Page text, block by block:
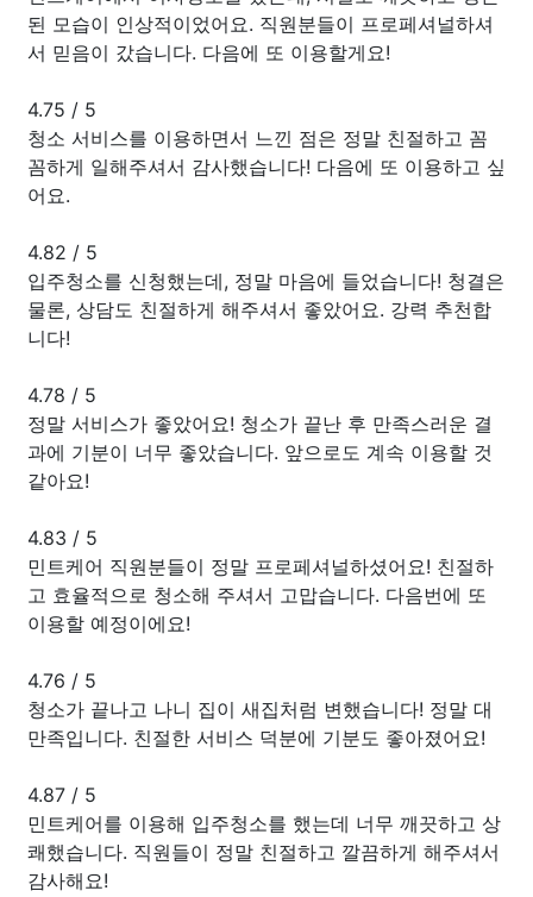
된 모습이 인상적이었어요. 직원분들이 프로페셔널하셔
서 믿음이 갔습니다. 다음에 또 이용할게요!
4.75 / 5
청소 서비스를 이용하면서 느낀 점은 정말 친절하고 꼼
꼼하게 일해주셔서 감사했습니다! 다음에 또 이용하고 싶
어요.
4.82 / 5
입주청소를 신청했는데, 정말 마음에 들었습니다! 청결은
물론, 상담도 친절하게 해주셔서 좋았어요. 강력 추천합
니다!
4.78 / 5
정말 서비스가 좋았어요! 청소가 끝난 후 만족스러운 결
과에 기분이 너무 좋았습니다. 앞으로도 계속 이용할 것
같아요!
4.83 / 5
민트케어 직원분들이 정말 프로페셔널하셨어요! 친절하
고 효율적으로 청소해 주셔서 고맙습니다. 다음번에 또
이용할 예정이에요!
4.76 / 5
청소가 끝나고 나니 집이 새집처럼 변했습니다! 정말 대
만족입니다. 친절한 서비스 덕분에 기분도 좋아졌어요!
4.87 / 5
민트케어를 이용해 입주청소를 했는데 너무 깨끗하고 상
쾌했습니다. 직원들이 정말 친절하고 깔끔하게 해주셔서
감사해요!